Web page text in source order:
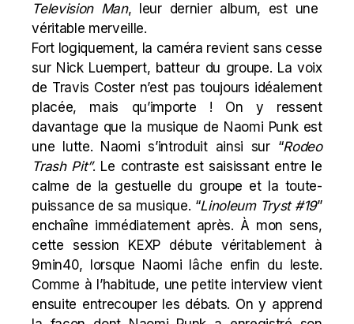
Television Man, leur dernier album, est une
véritable merveille.
Fortlogiquement, la caméra revient sans cesse
sur Nick Luempert, batteur du groupe. La voix
de Travis Coster n’est pas toujours idéalement
placée, mais qu’importe ! On y ressent
davantage que la musique de Naomi Punk est
une lutte. Naomi s’introduit ainsi sur “Rodeo
Trash Pit”. Le contraste est saisissant entre le
calme de la gestuelle du groupe et la toute-
puissance de sa musique. “Linoleum Tryst #19”
enchaîne immédiatement après. À mon sens,
cette session KEXP débute véritablement à
9min40, lorsque Naomi lâche enfin du leste.
Comme à l’habitude, une petite interview vient
ensuite entrecouper les débats. On y apprend